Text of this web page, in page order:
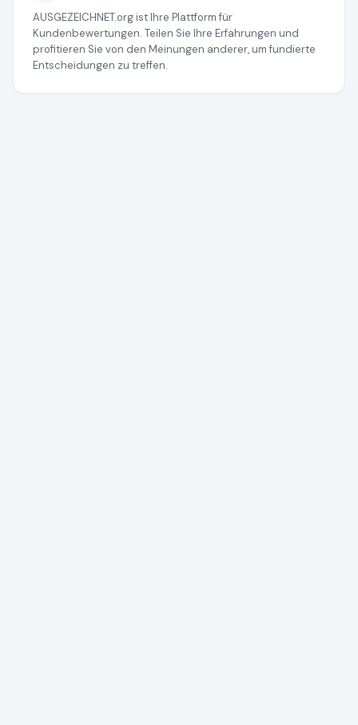
AUSGEZEICHNET.org ist Ihre Plattform für
Kundenbewertungen. Teilen Sie Ihre Erfahrungen und
profitieren Sie von den Meinungen anderer, um fundierte
Entscheidungen zu treffen.